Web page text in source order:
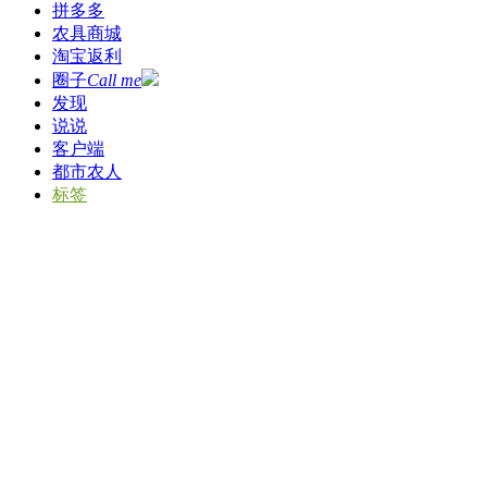
拼多多
农具商城
淘宝返利
圈子Call me
发现
说说
客户端
都市农人
标签